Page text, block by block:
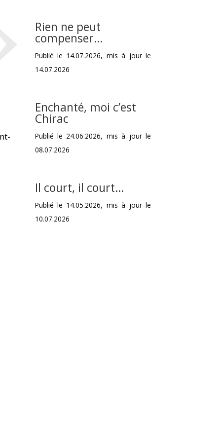
Rien ne peut
compenser…
Publié le 14.07.2026, mis à jour le
14.07.2026
Enchanté, moi c’est
Chirac
Publié le 24.06.2026, mis à jour le
08.07.2026
Il court, il court…
Publié le 14.05.2026, mis à jour le
10.07.2026